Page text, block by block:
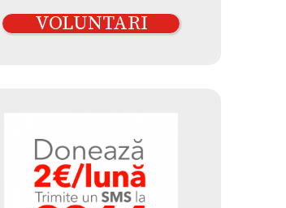
VOLUNTARI